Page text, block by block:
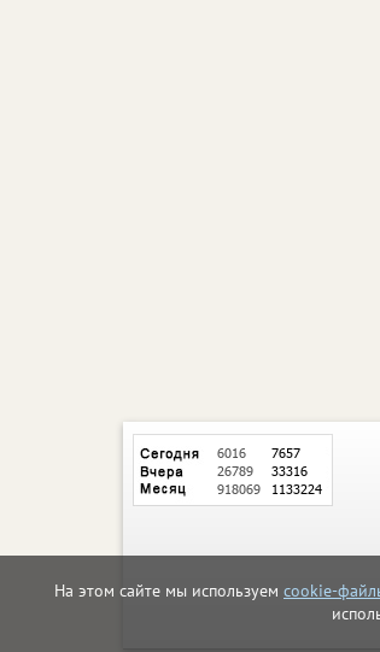
На этом сайте мы используем cookie-